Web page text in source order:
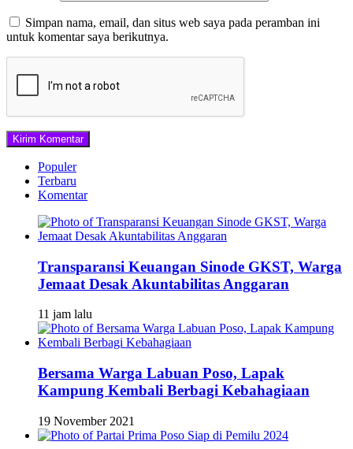
Simpan nama, email, dan situs web saya pada peramban ini
untuk komentar saya berikutnya.
Populer
Terbaru
Komentar
Transparansi Keuangan Sinode GKST, Warga
Jemaat Desak Akuntabilitas Anggaran
11 jam lalu
Bersama Warga Labuan Poso, Lapak
Kampung Kembali Berbagi Kebahagiaan
19 November 2021